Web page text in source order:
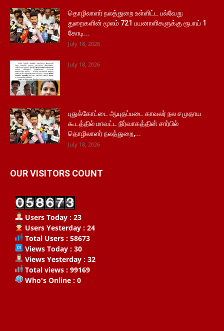
தொழிலாளர் நலத்துறை உள்ளிட்ட பல்வேறு
துறைகளின் மூலம் 721 பயனாளிகளுக்கு ரூபாய் 1
கோடி...
July 18, 2026
July 18, 2026
புதுக்கோட்டை ஆயுதப்படை காவலர் நல சமுதாய
கூடத்தில் மாவட்ட நிர்வாகத்தின் சார்பில்
தொழிலாளர் நலத்துறை,...
July 18, 2026
OUR VISITORS COUNT
Users Today : 23
Users Yesterday : 24
Total Users : 58673
Views Today : 30
Views Yesterday : 32
Total views : 99169
Who's Online : 0